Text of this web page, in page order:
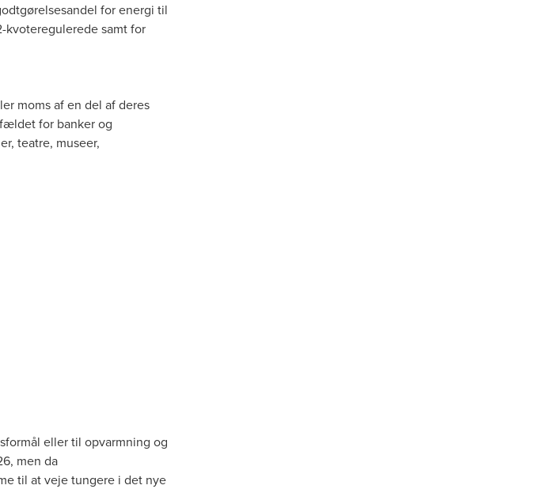
for energi til
samt for
moms af en del af deres
for banker og
teatre, museer,
eller til opvarmning og
men da
til at veje tungere i det nye